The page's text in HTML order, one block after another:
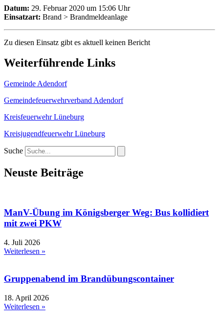
Datum: 29. Februar 2020 um 15:06 Uhr
Einsatzart: Brand > Brandmeldeanlage
Zu diesen Einsatz gibt es aktuell keinen Bericht
Weiterführende Links
Gemeinde Adendorf
Gemeindefeuerwehrverband Adendorf
Kreisfeuerwehr Lüneburg
Kreisjugendfeuerwehr Lüneburg
Suche
Neuste Beiträge
ManV-Übung im Königsberger Weg: Bus kollidiert
mit zwei PKW
4. Juli 2026
Weiterlesen »
Gruppenabend im Brandübungscontainer
18. April 2026
Weiterlesen »